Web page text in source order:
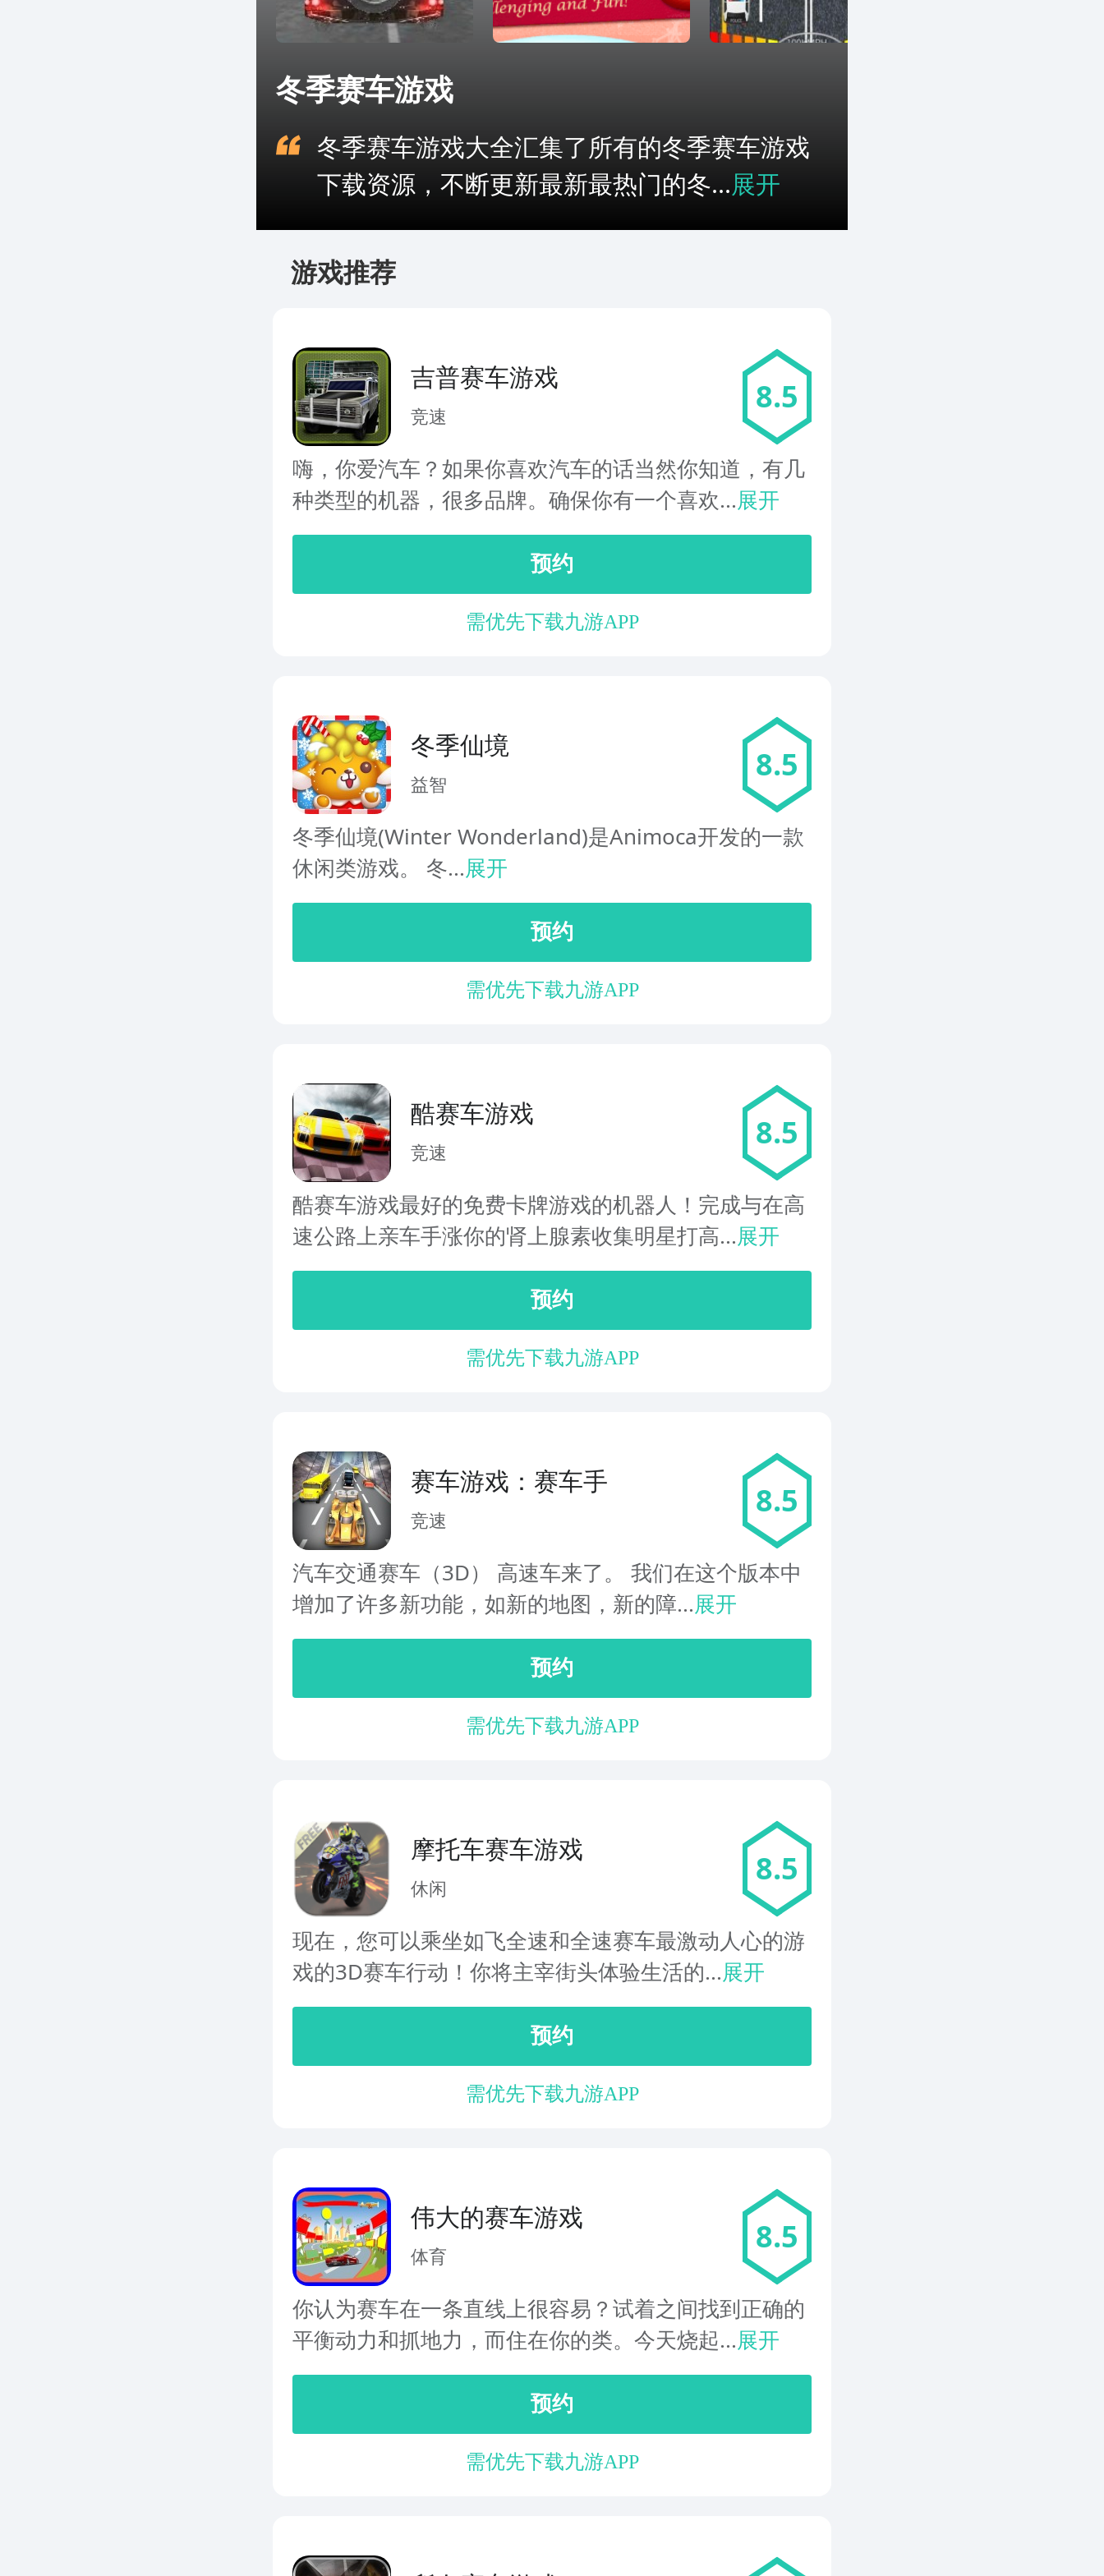
冬季赛车游戏
冬季赛车游戏大全汇集了所有的冬季赛车游戏
下载资源，不断更新最新最热门的冬...展开
游戏推荐
吉普赛车游戏
竞速
8.5
嗨，你爱汽车？如果你喜欢汽车的话当然你知道，有几
种类型的机器，很多品牌。确保你有一个喜欢...展开
预约
需优先下载九游APP
冬季仙境
益智
8.5
冬季仙境(Winter Wonderland)是Animoca开发的一款
休闲类游戏。 冬...展开
预约
需优先下载九游APP
酷赛车游戏
竞速
8.5
酷赛车游戏最好的免费卡牌游戏的机器人！完成与在高
速公路上亲车手涨你的肾上腺素收集明星打高...展开
预约
需优先下载九游APP
赛车游戏：赛车手
竞速
8.5
汽车交通赛车（3D） 高速车来了。 我们在这个版本中
增加了许多新功能，如新的地图，新的障...展开
预约
需优先下载九游APP
摩托车赛车游戏
休闲
8.5
现在，您可以乘坐如飞全速和全速赛车最激动人心的游
戏的3D赛车行动！你将主宰街头体验生活的...展开
预约
需优先下载九游APP
伟大的赛车游戏
体育
8.5
你认为赛车在一条直线上很容易？试着之间找到正确的
平衡动力和抓地力，而住在你的类。今天烧起...展开
预约
需优先下载九游APP